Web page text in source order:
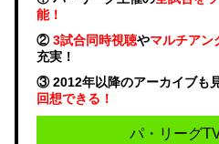
能！
②3試合同時視聴やマルチアン
充実！
③ 2012年以降のアーカイブも見
回想できる！
パ・リーグ